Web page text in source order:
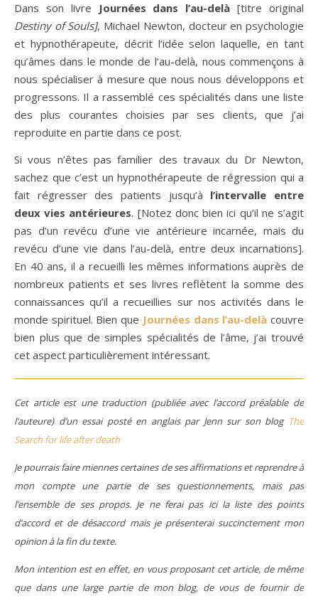
Dans son livre Journées dans l’au-delà [titre original
Destiny of Souls], Michael Newton, docteur en psychologie
et hypnothérapeute, décrit l’idée selon laquelle, en tant
qu’âmes dans le monde de l’au-delà, nous commençons à
nous spécialiser à mesure que nous nous développons et
progressons. Il a rassemblé ces spécialités dans une liste
des plus courantes choisies par ses clients, que j’ai
reproduite en partie dans ce post.
Si vous n’êtes pas familier des travaux du Dr Newton,
sachez que c’est un hypnothérapeute de régression qui a
fait régresser des patients jusqu’à l’intervalle entre
deux vies antérieures. [Notez donc bien ici qu’il ne s’agit
pas d’un revécu d’une vie antérieure incarnée, mais du
revécu d’une vie dans l’au-delà, entre deux incarnations].
En 40 ans, il a recueilli les mêmes informations auprès de
nombreux patients et ses livres reflètent la somme des
connaissances qu’il a recueillies sur nos activités dans le
monde spirituel. Bien que Journées dans l’au-delà couvre
bien plus que de simples spécialités de l’âme, j’ai trouvé
cet aspect particulièrement intéressant.
Cet article est une traduction (publiée avec l’accord préalable de
l’auteure) d’un essai posté en anglais par Jenn sur son blog The
Search for life after death
Je pourrais faire miennes certaines de ses affirmations et reprendre à
mon compte une partie de ses questionnements, mais pas
l’ensemble de ses propos. Je ne ferai pas ici la liste des points
d’accord et de désaccord mais je présenterai succinctement mon
opinion à la fin du texte.
Mon intention est en effet, en vous proposant cet article, de même
que dans une large partie de mon blog, de vous de fournir de